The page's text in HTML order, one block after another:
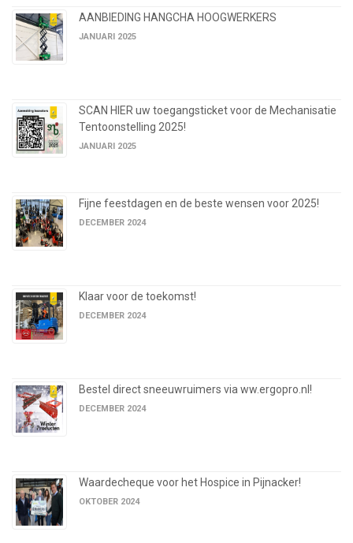
AANBIEDING HANGCHA HOOGWERKERS
JANUARI 2025
SCAN HIER uw toegangsticket voor de Mechanisatie
Tentoonstelling 2025!
JANUARI 2025
Fijne feestdagen en de beste wensen voor 2025!
DECEMBER 2024
Klaar voor de toekomst!
DECEMBER 2024
Bestel direct sneeuwruimers via ww.ergopro.nl!
DECEMBER 2024
Waardecheque voor het Hospice in Pijnacker!
OKTOBER 2024